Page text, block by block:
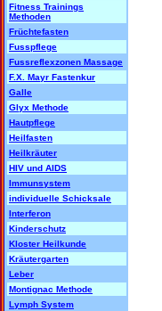
Fitness Trainings
Methoden
Früchtefasten
Fusspflege
Fussreflexzonen Massage
F.X. Mayr Fastenkur
Galle
Glyx Methode
Hautpflege
Heilfasten
Heilkräuter
HIV und AIDS
Immunsystem
individuelle Schicksale
Interferon
Kinderschutz
Kloster Heilkunde
Kräutergarten
Leber
Montignac Methode
Lymph System